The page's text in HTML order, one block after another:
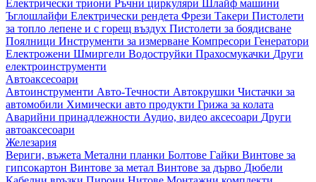
Електрически триони Ръчни циркуляри
Шлайф машини
Ъглошлайфи Електрически рендета Фрези Такери Пистолети
за топло лепене и с горещ въздух Пистолети за боядисване
Поялници Инструменти за измерване Компресори Генератори
Електрожени Шмиргели Водоструйки Прахосмукачки Други
електроинструменти
Автоаксесоари
Автоинструменти Авто-Течности Автокрушки Чистачки за
автомобили Химически авто продукти Грижа за колата
Аварийни принадлежности Аудио, видео аксесоари Други
автоаксесоари
Железария
Вериги, въжета Метални планки Болтове Гайки Винтове за
гипсокартон Винтове за метал Винтове за дърво Дюбели